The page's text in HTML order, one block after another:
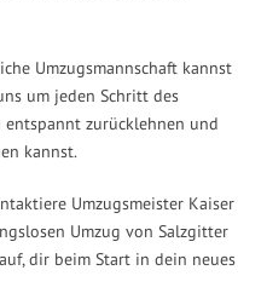
Umzugsmannschaft kannst
um jeden Schritt des
entspannt zurücklehnen und
kannst.
Umzugsmeister Kaiser
Umzug von Salzgitter
dir beim Start in dein neues